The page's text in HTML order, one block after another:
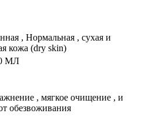
, Нормальная , сухая и
кожа (dry skin)
МЛ
, мягкое очищение , и
обезвоживания